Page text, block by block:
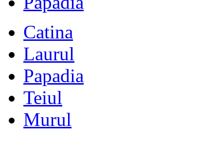
Catina
Laurul
Papadia
Teiul
Murul